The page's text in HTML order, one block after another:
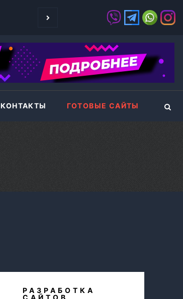
ЧЕТЫРЕ
КОНТАКТЫ ГОТОВЫЕ САЙТЫ
РАЗРАБОТКА
САЙТОВ